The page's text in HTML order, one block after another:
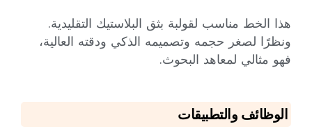
هذا الخط مناسب لقولبة بثق البلاستيك التقليدية.
ونظرًا لصغر حجمه وتصميمه الذكي ودقته العالية،
فهو مثالي لمعاهد البحوث.
الوظائف والتطبيقات